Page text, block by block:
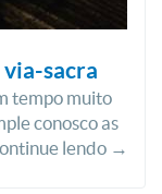
via-sacra
tempo muito
conosco as
lendo →